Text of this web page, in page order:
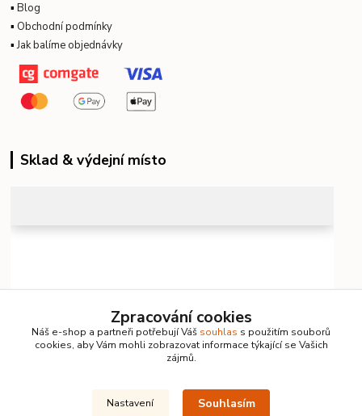
▪Blog
▪ Obchodní podmínky
▪Jak balíme objednávky
Sklad & výdejní místo
Zpracování cookies
Náš e-shop a partneři potřebují Váš souhlas s použitím souborů
cookies, aby Vám mohli zobrazovat informace týkající se Vašich
zájmů.
Nastavení Souhlasím